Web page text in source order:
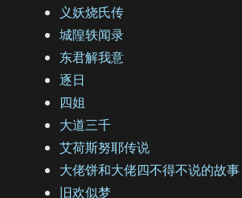
义妖烧氏传
城隍轶闻录
东君解我意
逐日
四姐
大道三千
艾荷斯努耶传说
大佬饼和大佬四不得不说的故事
旧欢似梦